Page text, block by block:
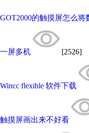
GOT2000的触摸屏怎么将
一屏多机 [2526]
Wincc flexible 软件下载
触摸屏画出来不好看